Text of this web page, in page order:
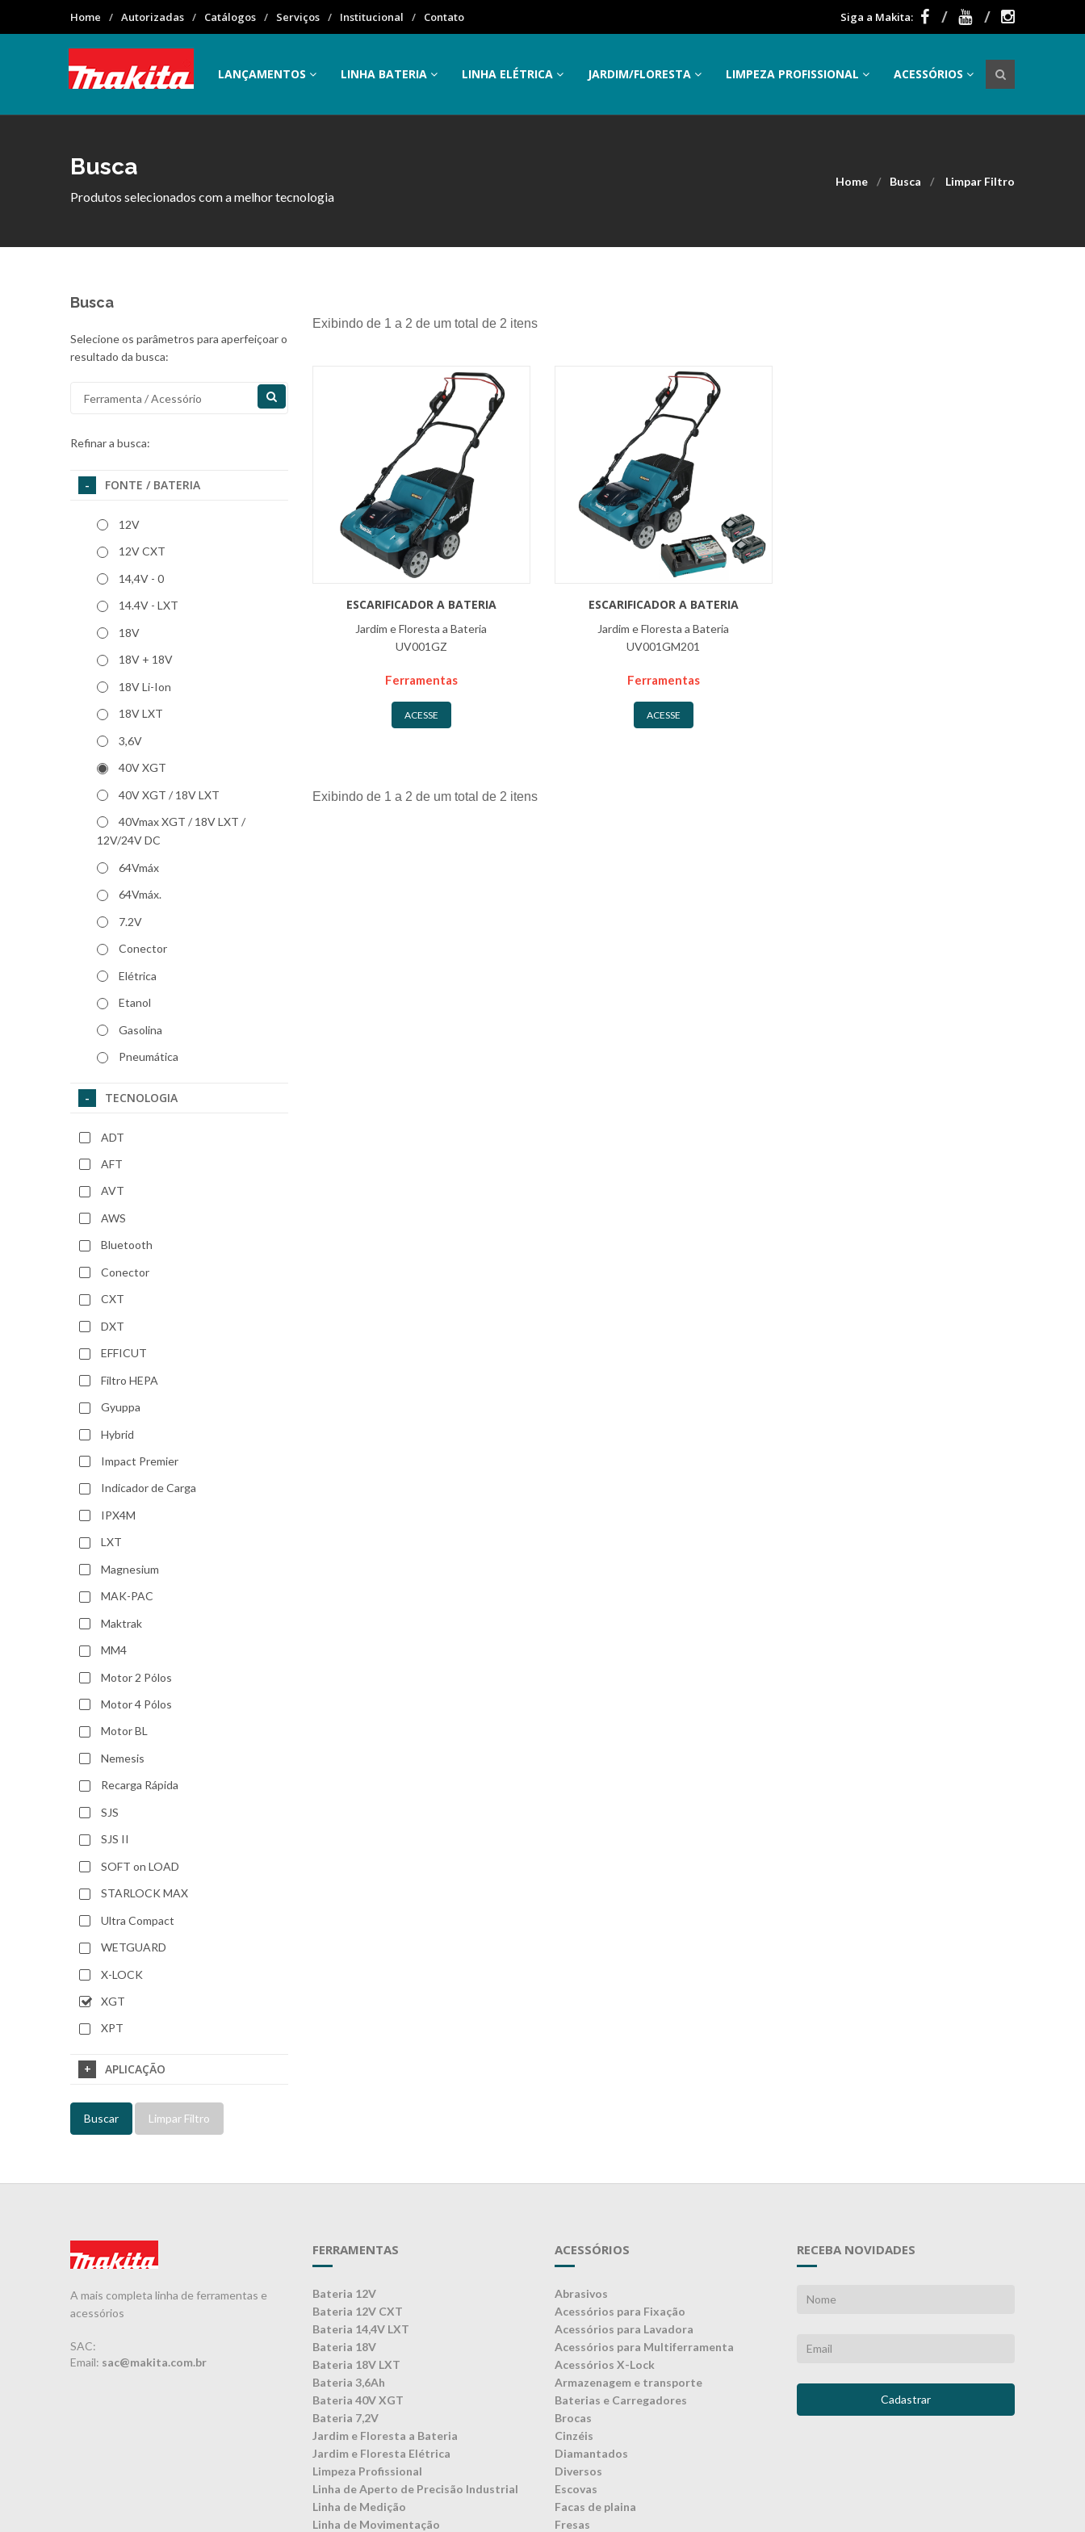
Home Autorizadas Catálogos Serviços Institucional Contato Siga a Makita:
LANÇAMENTOS LINHA BATERIA LINHA ELÉTRICA JARDIM/FLORESTA LIMPEZA PROFISSIONAL ACESSÓRIOS
Busca
Produtos selecionados com a melhor tecnologia
Home Busca Limpar Filtro
Busca
Selecione os parâmetros para aperfeiçoar o
resultado da busca:
Refinar a busca:
FONTE / BATERIA
12V
12V CXT
14,4V - 0
14.4V - LXT
18V
18V + 18V
18V Li-Ion
18V LXT
3,6V
40V XGT
40V XGT / 18V LXT
40Vmax XGT / 18V LXT /
12V/24V DC
64Vmáx
64Vmáx.
7.2V
Conector
Elétrica
Etanol
Gasolina
Pneumática
TECNOLOGIA
ADT
AFT
AVT
AWS
Bluetooth
Conector
CXT
DXT
EFFICUT
Filtro HEPA
Gyuppa
Hybrid
Impact Premier
Indicador de Carga
IPX4M
LXT
Magnesium
MAK-PAC
Maktrak
MM4
Motor 2 Pólos
Motor 4 Pólos
Motor BL
Nemesis
Recarga Rápida
SJS
SJS II
SOFT on LOAD
STARLOCK MAX
Ultra Compact
WETGUARD
X-LOCK
XGT
XPT
APLICAÇÃO
Buscar Limpar Filtro
Exibindo de 1 a 2 de um total de 2 itens
ESCARIFICADOR A BATERIA
Jardim e Floresta a Bateria
UV001GZ
Ferramentas
ACESSE
ESCARIFICADOR A BATERIA
Jardim e Floresta a Bateria
UV001GM201
Ferramentas
ACESSE
Exibindo de 1 a 2 de um total de 2 itens
A mais completa linha de ferramentas e
acessórios
SAC:
Email: sac@makita.com.br
FERRAMENTAS
Bateria 12V
Bateria 12V CXT
Bateria 14,4V LXT
Bateria 18V
Bateria 18V LXT
Bateria 3,6Ah
Bateria 40V XGT
Bateria 7,2V
Jardim e Floresta a Bateria
Jardim e Floresta Elétrica
Limpeza Profissional
Linha de Aperto de Precisão Industrial
Linha de Medição
Linha de Movimentação
ACESSÓRIOS
Abrasivos
Acessórios para Fixação
Acessórios para Lavadora
Acessórios para Multiferramenta
Acessórios X-Lock
Armazenagem e transporte
Baterias e Carregadores
Brocas
Cinzéis
Diamantados
Diversos
Escovas
Facas de plaina
Fresas
RECEBA NOVIDADES